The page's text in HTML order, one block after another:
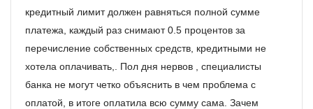
кредитный лимит должен равняться полной сумме
платежа, каждый раз снимают 0.5 процентов за
перечисление собственных средств, кредитными не
хотела оплачивать,. Пол дня нервов , специалисты
банка не могут четко объяснить в чем проблема с
оплатой, в итоге оплатила всю сумму сама. Зачем